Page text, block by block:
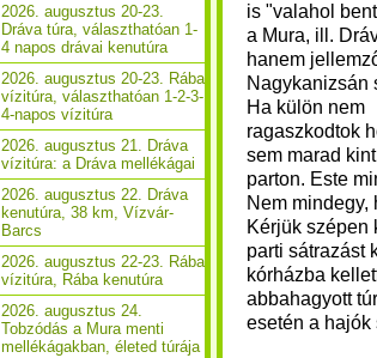
is "valahol
a Mura, ill.
hanem
Nagykanizsán
Ha külön nem
ragaszkodtok
sem marad
parton. Este
Nem mindegy,
Kérjük szépen
parti sátrazást
kórházba
abbahagyott
esetén a hajók
2026. augusztus 20-23.
Dráva túra, választhatóan 1-
4 napos drávai kenutúra
2026. augusztus 20-23. Rába
vízitúra, választhatóan 1-2-3-
4-napos vízitúra
2026. augusztus 21. Dráva
vízitúra: a Dráva mellékágai
2026. augusztus 22. Dráva
kenutúra, 38 km, Vízvár-
Barcs
2026. augusztus 22-23. Rába
vízitúra, Rába kenutúra
2026. augusztus 24.
Tobzódás a Mura menti
mellékágakban, életed túrája